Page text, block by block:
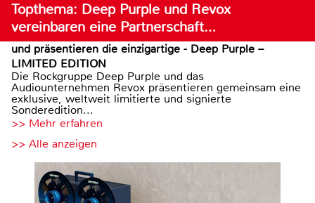
Topthema: Deep Purple und Revox
vereinbaren eine Partnerschaft…
und präsentieren die einzigartige - Deep Purple –
LIMITED EDITION
Die Rockgruppe Deep Purple und das
Audiounternehmen Revox präsentieren gemeinsam eine
exklusive, weltweit limitierte und signierte
Sonderedition...
>> Mehr erfahren
>> Alle anzeigen